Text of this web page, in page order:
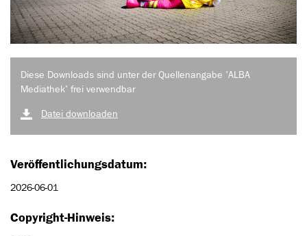
Diese Downloads sind unter der Quellenangabe 'ALBA
Mediathek' frei verwendbar
Datei downloaden
Veröffentlichungsdatum:
2026-06-01
Copyright-Hinweis: